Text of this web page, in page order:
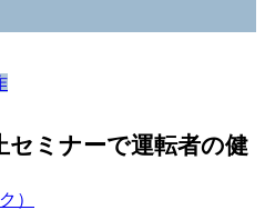
）
セミナーで運転者の健